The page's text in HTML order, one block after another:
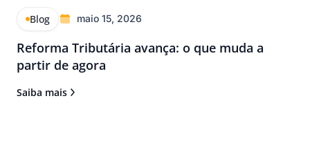
Blog maio 15, 2026
Reforma Tributária avança: o que muda a
partir de agora
Saiba mais